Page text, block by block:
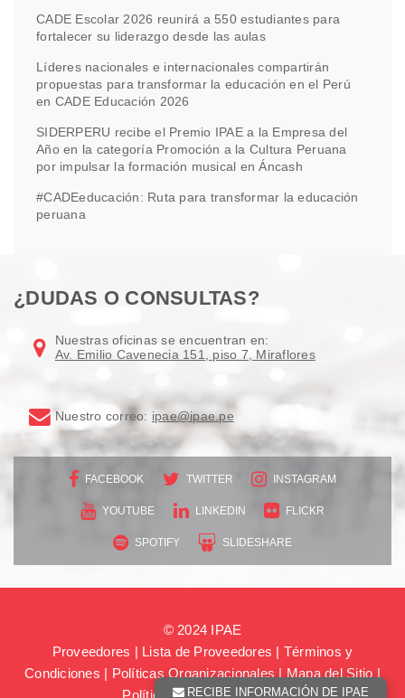
CADE Escolar 2026 reunirá a 550 estudiantes para
fortalecer su liderazgo desde las aulas
Líderes nacionales e internacionales compartirán
propuestas para transformar la educación en el Perú
en CADE Educación 2026
SIDERPERU recibe el Premio IPAE a la Empresa del
Año en la categoría Promoción a la Cultura Peruana
por impulsar la formación musical en Áncash
#CADEeducación: Ruta para transformar la educación
peruana
¿DUDAS O CONSULTAS?
Nuestras oficinas se encuentran en:
Av. Emilio Cavenecia 151, piso 7, Miraflores
Nuestro correo: ipae@ipae.pe
FACEBOOK TWITTER INSTAGRAM
YOUTUBE LINKEDIN FLICKR
SPOTIFY SLIDESHARE
© 2024 IPAE
Proveedores | Lista de Proveedores | Términos y
Condiciones | Políticas Organizacionales | Mapa del Sitio |
Política de consentimiento
RECIBE INFORMACIÓN DE IPAE